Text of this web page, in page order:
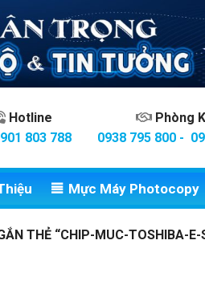
Hotline
Phòng
803 788
0938 795 800 -
Mực Máy Photocopy
THẺ “CHIP-MUC-TOSHIBA-E-